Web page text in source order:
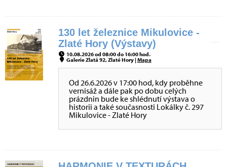
130 let železnice Mikulovice -
Zlaté Hory (Výstavy)
10.08.2026 od 08:00 do 16:00 hod.
Galerie Zlatá 92, Zlaté Hory |Mapa
Od 26.6.2026 v 17:00 hod, kdy proběhne
vernisáž a dále pak po dobu celých
prázdnin bude ke shlédnutí výstava o
historii a také současnosti Lokálky č. 297
Mikulovice - Zlaté Hory